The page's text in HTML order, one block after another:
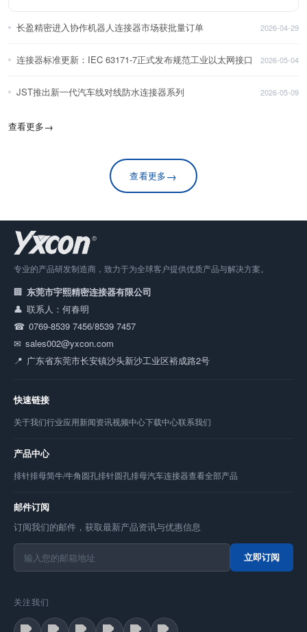
长盈精密进入协作机器人连接器市场获批量订单 2026-04-29
连接器标准更新：IEC 63171-7正式发布规范工业以太网接口 2026-05-04
JST推出新一代汽车线对线防水连接器系列 2026-05-09
查看更多→
查看更多→
专业的产品研发制造商，致力于为全球客户提供优质产品与解决方案。
东莞市宇熙精密连接器有限公司
联系人：何春明
0769-8539 7456/8539 7457
sales002@yxcon.com
广东省东莞市长安镇沙头新沙工业区裕成路2号
快速链接
关于我们行业应用新闻资讯视频中心下载中心联系我们
产品中心
排针排母简牛/牛角圆孔排针圆孔排母汽车连接器查看全部产品
邮件订阅
订阅我们的邮件，获取最新产品资讯与优惠信息
立即订阅
关注我们